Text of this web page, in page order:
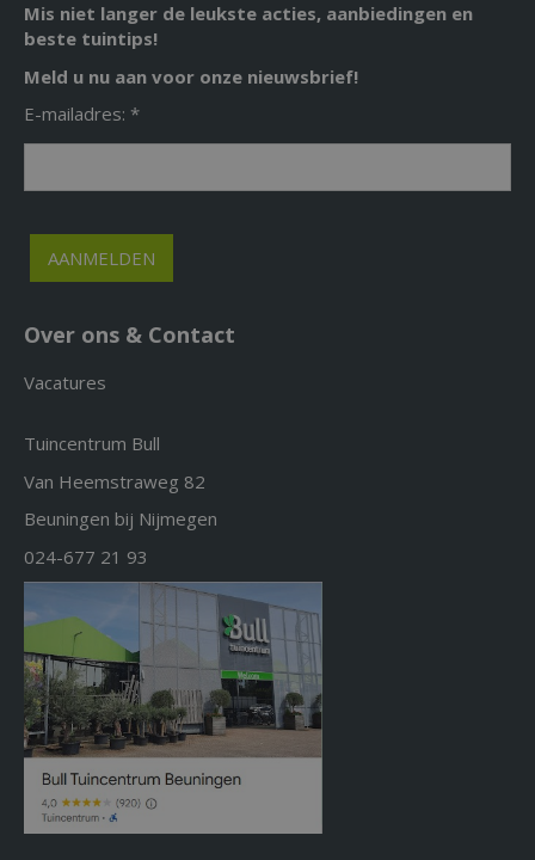
Mis niet langer de leukste acties, aanbiedingen en
beste tuintips!
Meld u nu aan voor onze nieuwsbrief!
E-mailadres: *
Over ons & Contact
Vacatures
Tuincentrum Bull
Van Heemstraweg 82
Beuningen bij Nijmegen
024-677 21 93